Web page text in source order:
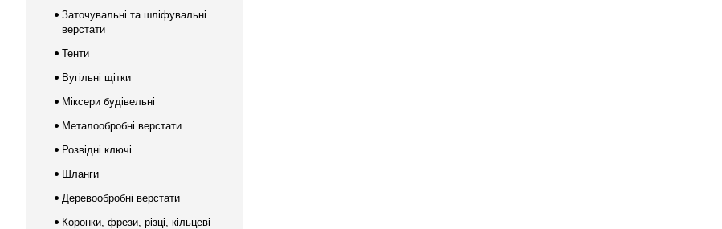
Заточувальні та шліфувальні
верстати
Тенти
Вугільні щітки
Міксери будівельні
Металообробні верстати
Розвідні ключі
Шланги
Деревообробні верстати
Коронки, фрези, різці, кільцеві